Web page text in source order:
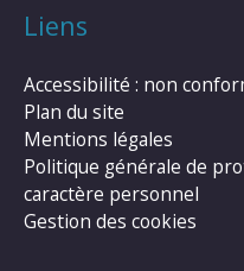
Liens
Accessibilité : non
Plan du site
Mentions légales
Politique générale de
caractère personnel
Gestion des cookies